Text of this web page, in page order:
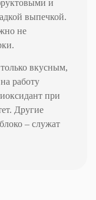
и
выпечкой.
не
вкусным,
работу
при
Другие
– служат